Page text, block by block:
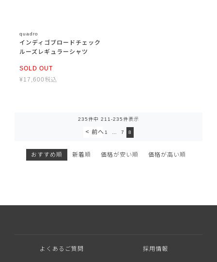
quadro
インディゴブロードチェック
ルーズレギュラーシャツ
SOLD OUT
¥17,600 税込
おすすめ順 新着順 価格が安い順 価格が高い順
235件中 211 -235件表示
1 7 8
よくあるご質問 採用情報